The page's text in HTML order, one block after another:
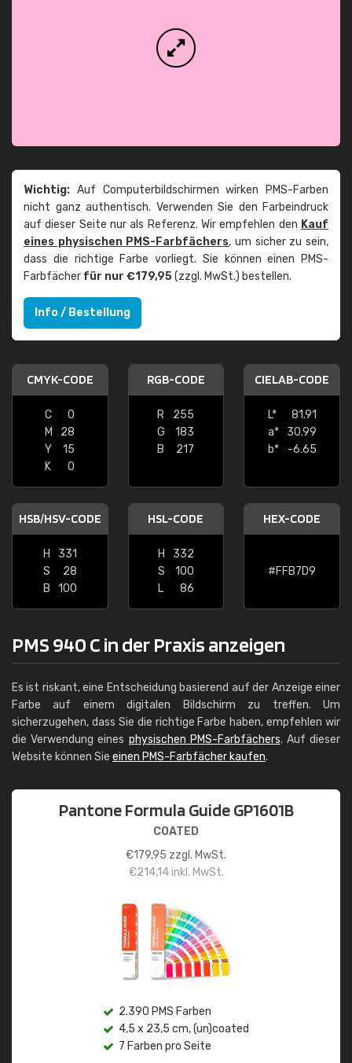
Wichtig: Auf Computerbildschirmen wirken PMS-Farben
nicht ganz authentisch. Verwenden Sie den Farbeindruck
auf dieser Seite nur als Referenz. Wir empfehlen den Kauf
eines physischen PMS-Farbfächers, um sicher zu sein,
dass die richtige Farbe vorliegt. Sie können einen PMS-
Farbfächer für nur €179,95(zzgl. MwSt.) bestellen.
Info / Bestellung
CMYK-CODE
C
0
M
28
Y
15
K
0
RGB-CODE
R
255
G
183
B
217
CIELAB-CODE
L*
81.91
a*
30.99
b*
-6.65
HSB/HSV-CODE
H
331
S
28
B
100
HSL-CODE
H
332
S
100
L
86
HEX-CODE
#FFB7D9
PMS 940 C in der Praxis anzeigen
Es ist riskant, eine Entscheidung basierend auf der Anzeige einer
Farbe auf einem digitalen Bildschirm zu treffen. Um
sicherzugehen, dass Sie die richtige Farbe haben, empfehlen wir
die Verwendung eines physischen PMS-Farbfächers. Auf dieser
Website können Sie einen PMS-Farbfächer kaufen.
Pantone Formula Guide GP1601B
COATED
€179,95 zzgl. MwSt.
€214,14inkl. MwSt.
2.390 PMS Farben
4,5 x 23,5 cm, (un)coated
7 Farben pro Seite